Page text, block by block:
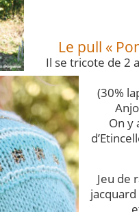
Le pull «
Il se tricote de 2
(30%
On y
Jeu de